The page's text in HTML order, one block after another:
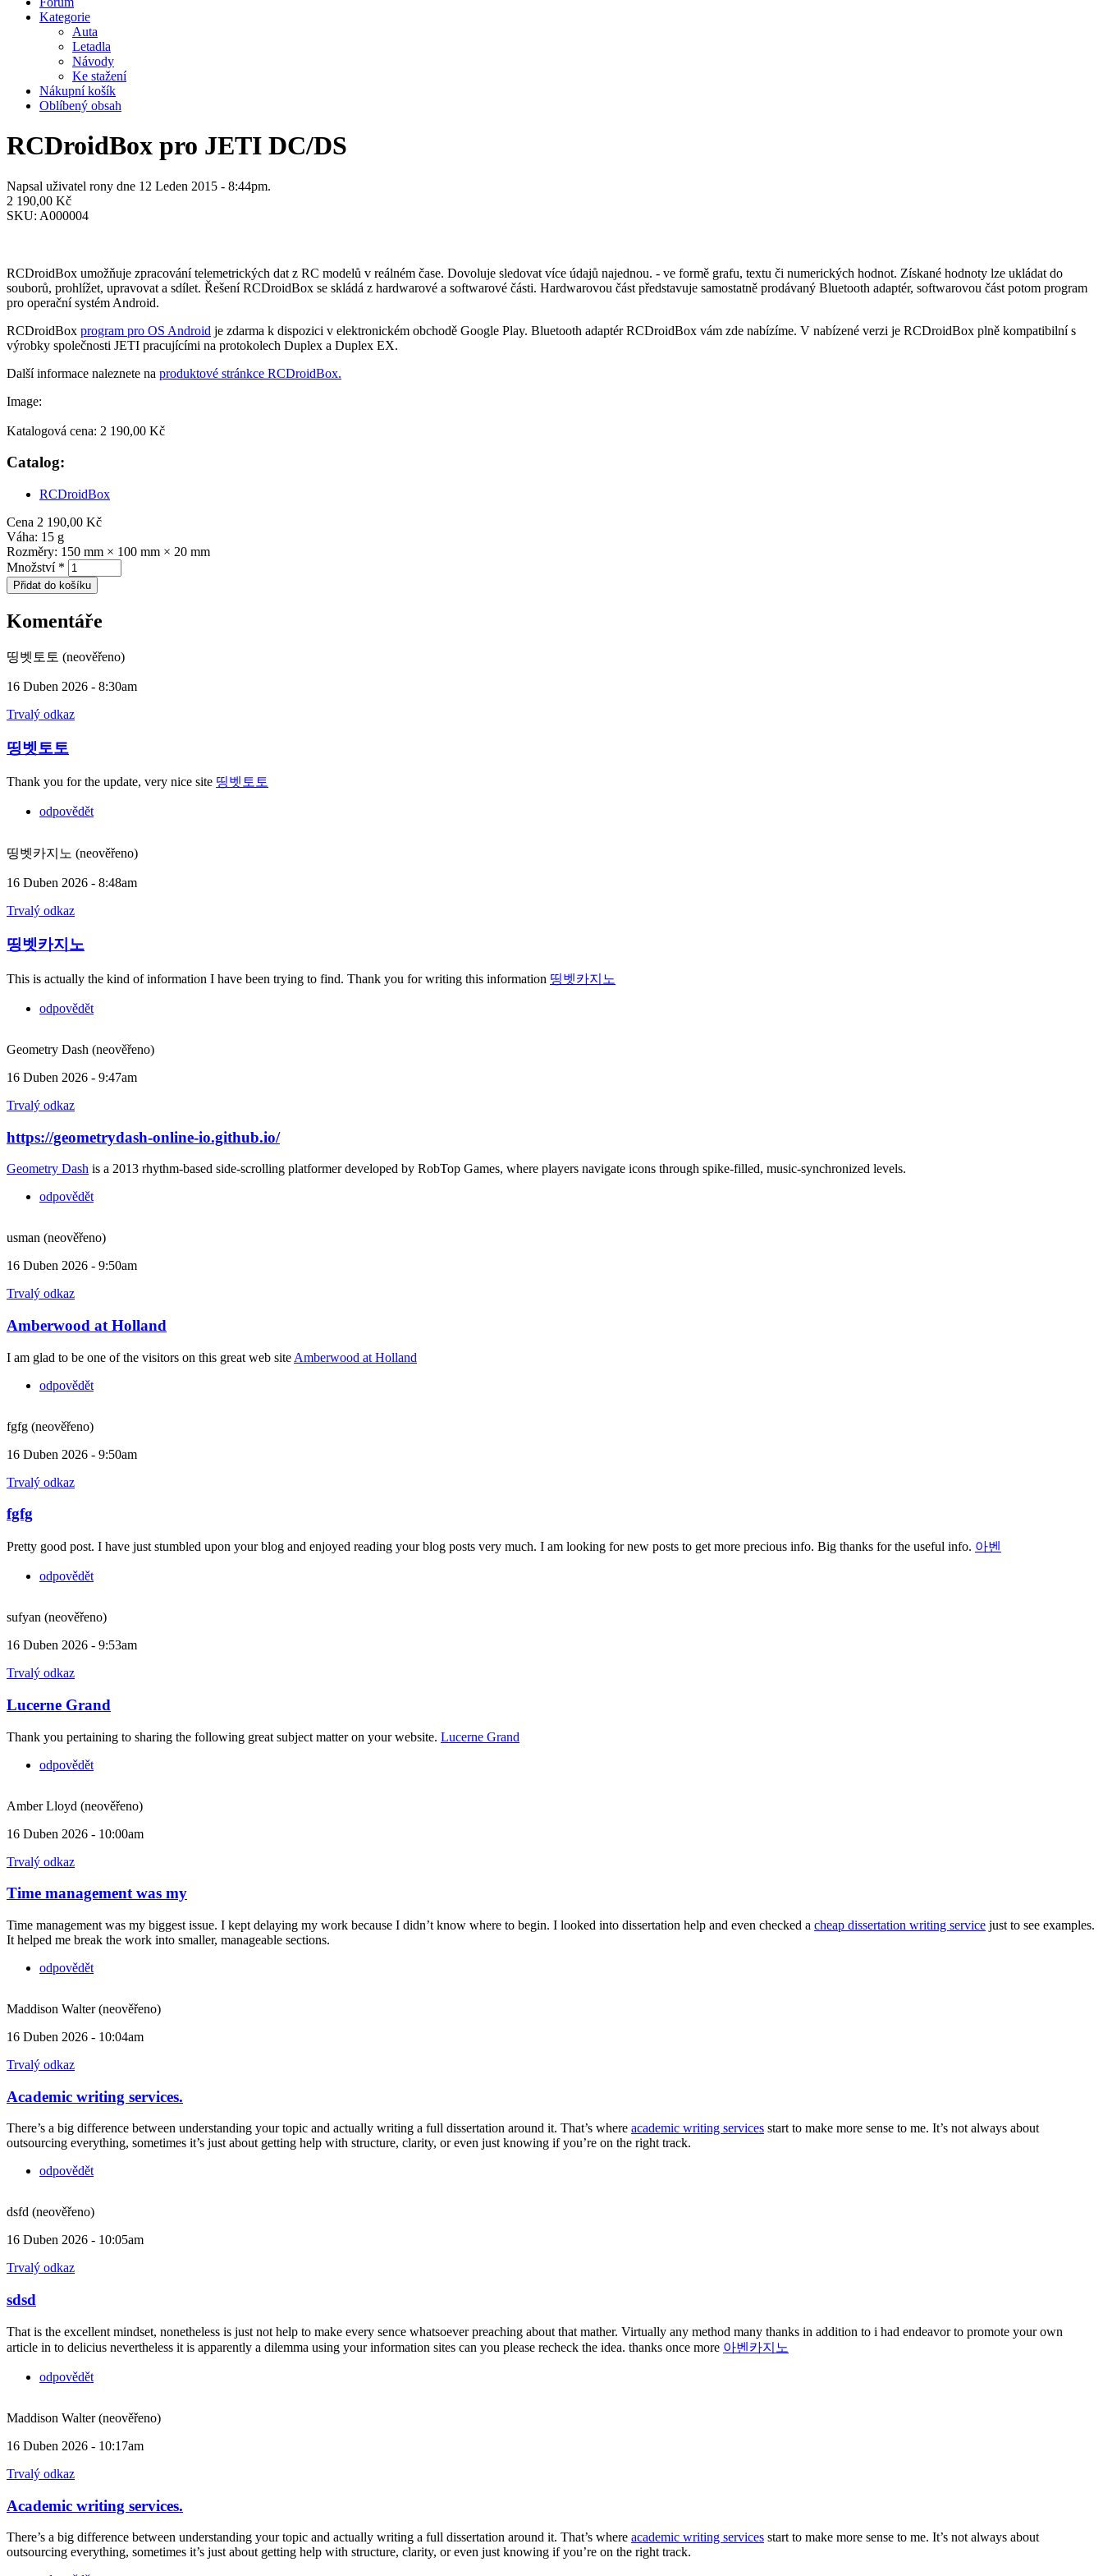
Kategorie
Auta
Letadla
Návody
Ke stažení
Nákupní košík
Oblíbený obsah
RCDroidBox pro JETI DC/DS
Napsal uživatel rony dne 12 Leden 2015 - 8:44pm.
2 190,00 Kč
SKU: A000004
RCDroidBox umožňuje zpracování telemetrických dat z RC modelů v reálném čase. Dovoluje sledovat více údajů najednou. - ve formě grafu, textu či numerických hodnot. Získané hodnoty lze ukládat do
souborů, prohlížet, upravovat a sdílet. Řešení RCDroidBox se skládá z hardwarové a softwarové části. Hardwarovou část představuje samostatně prodávaný Bluetooth adaptér, softwarovou část potom program
pro operační systém Android.
RCDroidBox program pro OS Android je zdarma k dispozici v elektronickém obchodě Google Play. Bluetooth adaptér RCDroidBox vám zde nabízíme. V nabízené verzi je RCDroidBox plně kompatibilní s
výrobky společnosti JETI pracujícími na protokolech Duplex a Duplex EX.
Další informace naleznete na produktové stránkce RCDroidBox.
Image:
Katalogová cena: 2 190,00 Kč
Catalog:
RCDroidBox
Cena 2 190,00 Kč
Váha: 15 g
Rozměry: 150 mm × 100 mm × 20 mm
Množství *
Komentáře
띵벳토토 (neověřeno)
16 Duben 2026 - 8:30am
Trvalý odkaz
띵벳토토
Thank you for the update, very nice site 띵벳토토
odpovědět
띵벳카지노 (neověřeno)
16 Duben 2026 - 8:48am
Trvalý odkaz
띵벳카지노
This is actually the kind of information I have been trying to find. Thank you for writing this information 띵벳카지노
odpovědět
Geometry Dash (neověřeno)
16 Duben 2026 - 9:47am
Trvalý odkaz
https://geometrydash-online-io.github.io/
Geometry Dash is a 2013 rhythm-based side-scrolling platformer developed by RobTop Games, where players navigate icons through spike-filled, music-synchronized levels.
odpovědět
usman (neověřeno)
16 Duben 2026 - 9:50am
Trvalý odkaz
Amberwood at Holland
I am glad to be one of the visitors on this great web site Amberwood at Holland
odpovědět
fgfg (neověřeno)
16 Duben 2026 - 9:50am
Trvalý odkaz
fgfg
Pretty good post. I have just stumbled upon your blog and enjoyed reading your blog posts very much. I am looking for new posts to get more precious info. Big thanks for the useful info. 아벤
odpovědět
sufyan (neověřeno)
16 Duben 2026 - 9:53am
Trvalý odkaz
Lucerne Grand
Thank you pertaining to sharing the following great subject matter on your website. Lucerne Grand
odpovědět
Amber Lloyd (neověřeno)
16 Duben 2026 - 10:00am
Trvalý odkaz
Time management was my
Time management was my biggest issue. I kept delaying my work because I didn’t know where to begin. I looked into dissertation help and even checked a cheap dissertation writing service just to see examples.
It helped me break the work into smaller, manageable sections.
odpovědět
Maddison Walter (neověřeno)
16 Duben 2026 - 10:04am
Trvalý odkaz
Academic writing services.
There’s a big difference between understanding your topic and actually writing a full dissertation around it. That’s where academic writing services start to make more sense to me. It’s not always about
outsourcing everything, sometimes it’s just about getting help with structure, clarity, or even just knowing if you’re on the right track.
odpovědět
dsfd (neověřeno)
16 Duben 2026 - 10:05am
Trvalý odkaz
sdsd
That is the excellent mindset, nonetheless is just not help to make every sence whatsoever preaching about that mather. Virtually any method many thanks in addition to i had endeavor to promote your own
article in to delicius nevertheless it is apparently a dilemma using your information sites can you please recheck the idea. thanks once more 아벤카지노
odpovědět
Maddison Walter (neověřeno)
16 Duben 2026 - 10:17am
Trvalý odkaz
Academic writing services.
There’s a big difference between understanding your topic and actually writing a full dissertation around it. That’s where academic writing services start to make more sense to me. It’s not always about
outsourcing everything, sometimes it’s just about getting help with structure, clarity, or even just knowing if you’re on the right track.